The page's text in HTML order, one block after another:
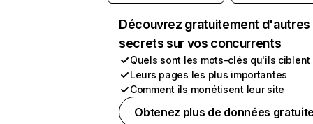
Découvrez gratuitement d'autres
secrets sur vos concurrents
Quels sont les mots-clés qu'ils ciblent
Leurs pages les plus importantes
Comment ils monétisent leur site
Obtenez plus de données